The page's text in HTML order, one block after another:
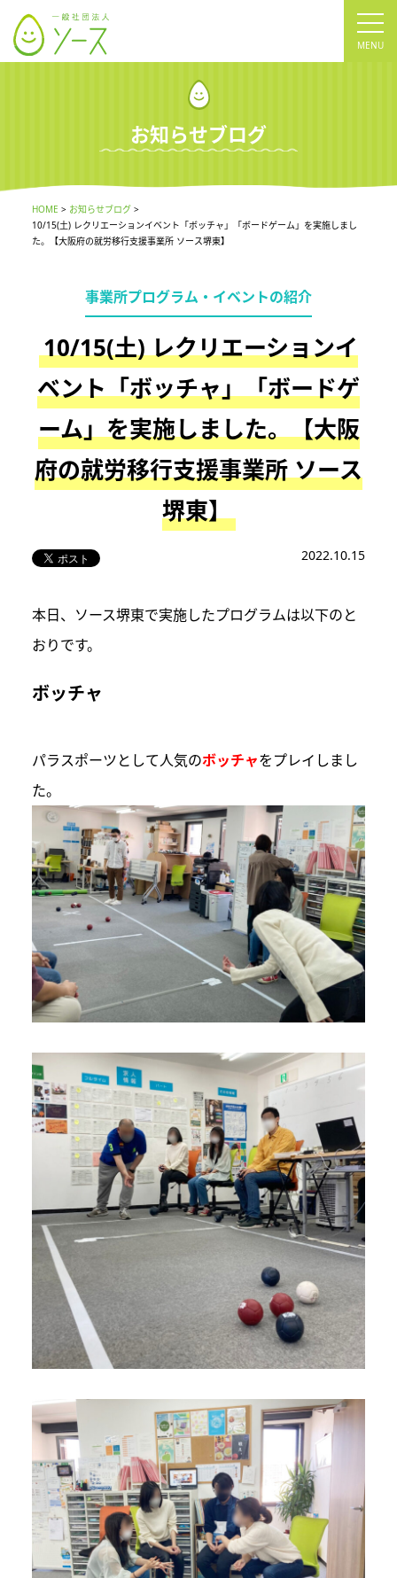
お知らせブログ
HOME
お知らせブログ
10/15(土) レクリエーションイベント「ボッチャ」「ボードゲーム」を実施しまし
た。【大阪府の就労移行支援事業所 ソース堺東】
事業所プログラム・イベントの紹介
10/15(土) レクリエーションイ
ベント「ボッチャ」「ボードゲ
ーム」を実施しました。【大阪
府の就労移行支援事業所 ソース
堺東】
2022.10.15
本日、ソース堺東で実施したプログラムは以下のと
おりです。
ボッチャ
パラスポーツとして人気のボッチャをプレイしまし
た。